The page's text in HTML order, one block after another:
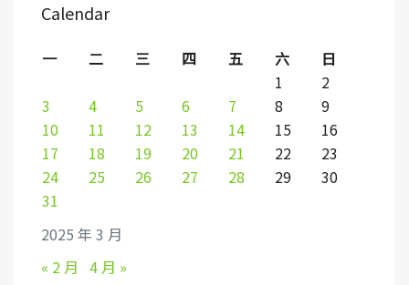
Calendar
2025 年 3 月
一 二 三 四 五 六
日
1
2
3
4 5 6 7 8
9
10
11 12 13 14 15
16
17
18 19 20 21 22
23
24
25 26 27 28 29
30
31
« 2 月 4 月 »